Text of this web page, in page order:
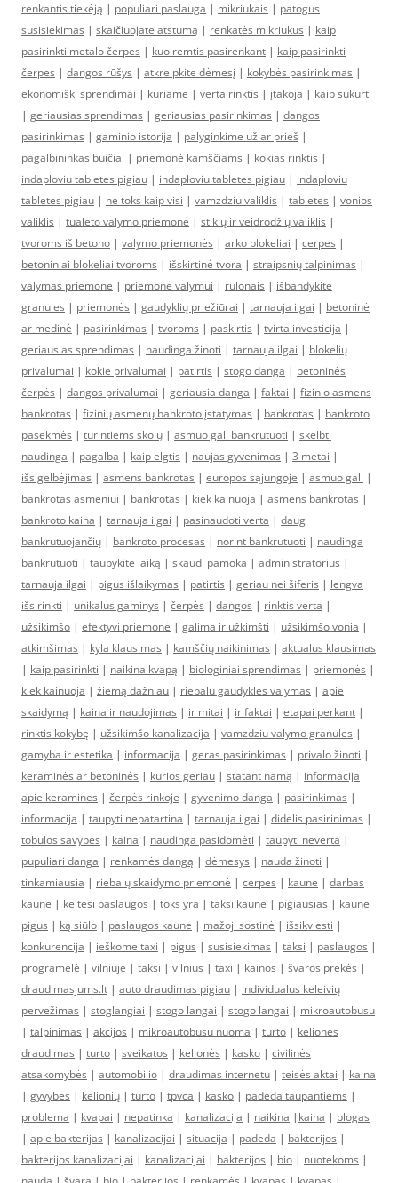
renkantis tiekėją | populiari paslauga | mikriukais | patogus
susisiekimas | skaičiuojate atstumą | renkatės mikriukus | kaip
pasirinkti metalo čerpes | kuo remtis pasirenkant | kaip pasirinkti
čerpes | dangos rūšys | atkreipkite dėmesį | kokybės pasirinkimas |
ekonomiški sprendimai | kuriame | verta rinktis | įtakoja | kaip sukurti
| geriausias sprendimas | geriausias pasirinkimas | dangos
pasirinkimas | gaminio istorija | palyginkime už ar prieš |
pagalbininkas buičiai | priemonė kamščiams | kokias rinktis |
indaploviu tabletes pigiau | indaploviu tabletes pigiau | indaploviu
tabletes pigiau | ne toks kaip visi | vamzdziu valiklis | tabletes | vonios
valiklis | tualeto valymo priemonė | stiklų ir veidrodžių valiklis |
tvoroms iš betono | valymo priemonės | arko blokeliai | cerpes |
betoniniai blokeliai tvoroms | išskirtinė tvora | straipsnių talpinimas |
valymas priemone | priemonė valymui | rulonais | išbandykite
granules | priemonės | gaudyklių priežiūrai | tarnauja ilgai | betoninė
ar medinė | pasirinkimas | tvoroms | paskirtis | tvirta investicija |
geriausias sprendimas | naudinga žinoti | tarnauja ilgai | blokelių
privalumai | kokie privalumai | patirtis | stogo danga | betoninės
čerpės | dangos privalumai | geriausia danga | faktai | fizinio asmens
bankrotas | fizinių asmenų bankroto įstatymas | bankrotas | bankroto
pasekmės | turintiems skolų | asmuo gali bankrutuoti | skelbti
naudinga | pagalba | kaip elgtis | naujas gyvenimas | 3 metai |
išsigelbėjimas | asmens bankrotas | europos sąjungoje | asmuo gali |
bankrotas asmeniui | bankrotas | kiek kainuoja | asmens bankrotas |
bankroto kaina | tarnauja ilgai | pasinaudoti verta | daug
bankrutuojančių | bankroto procesas | norint bankrutuoti | naudinga
bankrutuoti | taupykite laiką | skaudi pamoka | administratorius |
tarnauja ilgai | pigus išlaikymas | patirtis | geriau nei šiferis | lengva
išsirinkti | unikalus gaminys | čerpės | dangos | rinktis verta |
užsikimšo | efektyvi priemonė | galima ir užkimšti | užsikimšo vonia |
atkimšimas | kyla klausimas | kamščių naikinimas | aktualus klausimas
| kaip pasirinkti | naikina kvapą | biologiniai sprendimas | priemonės |
kiek kainuoja | žiemą dažniau | riebalu gaudykles valymas | apie
skaidymą | kaina ir naudojimas | ir mitai | ir faktai | etapai perkant |
rinktis kokybę | užsikimšo kanalizacija | vamzdziu valymo granules |
gamyba ir estetika | informacija | geras pasirinkimas | privalo žinoti |
keraminės ar betoninės | kurios geriau | statant namą | informacija
apie keramines | čerpės rinkoje | gyvenimo danga | pasirinkimas |
informacija | taupyti nepatartina | tarnauja ilgai | didelis pasirinimas |
tobulos savybės | kaina | naudinga pasidomėti | taupyti neverta |
pupuliari danga | renkamės dangą | dėmesys | nauda žinoti |
tinkamiausia | riebalų skaidymo priemonė | cerpes | kaune | darbas
kaune | keitėsi paslaugos | toks yra | taksi kaune | pigiausias | kaune
pigus | ką siūlo | paslaugos kaune | mažoji sostinė | išsikviesti |
konkurencija | ieškome taxi | pigus | susisiekimas | taksi | paslaugos |
programėlė | vilniuje | taksi | vilnius | taxi | kainos | švaros prekės |
draudimasjums.lt | auto draudimas pigiau | individualus keleivių
pervežimas | stoglangiai | stogo langai | stogo langai | mikroautobusu
| talpinimas | akcijos | mikroautobusu nuoma | turto | kelionės
draudimas | turto | sveikatos | kelionės | kasko | civilinės
atsakomybės | automobilio | draudimas internetu | teisės aktai | kaina
| gyvybės | kelionių | turto | tpvca | kasko | padeda taupantiems |
problema | kvapai | nepatinka | kanalizacija | naikina | kaina | blogas
| apie bakterijas | kanalizacijai | situacija | padeda | bakterijos |
bakterijos kanalizacijai | kanalizacijai | bakterijos | bio | nuotekoms |